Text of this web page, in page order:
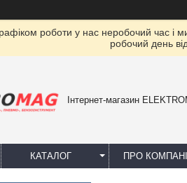
роботи у нас неробочий час і
робочий день
Інтернет-магазин
КАТАЛОГ ПРО